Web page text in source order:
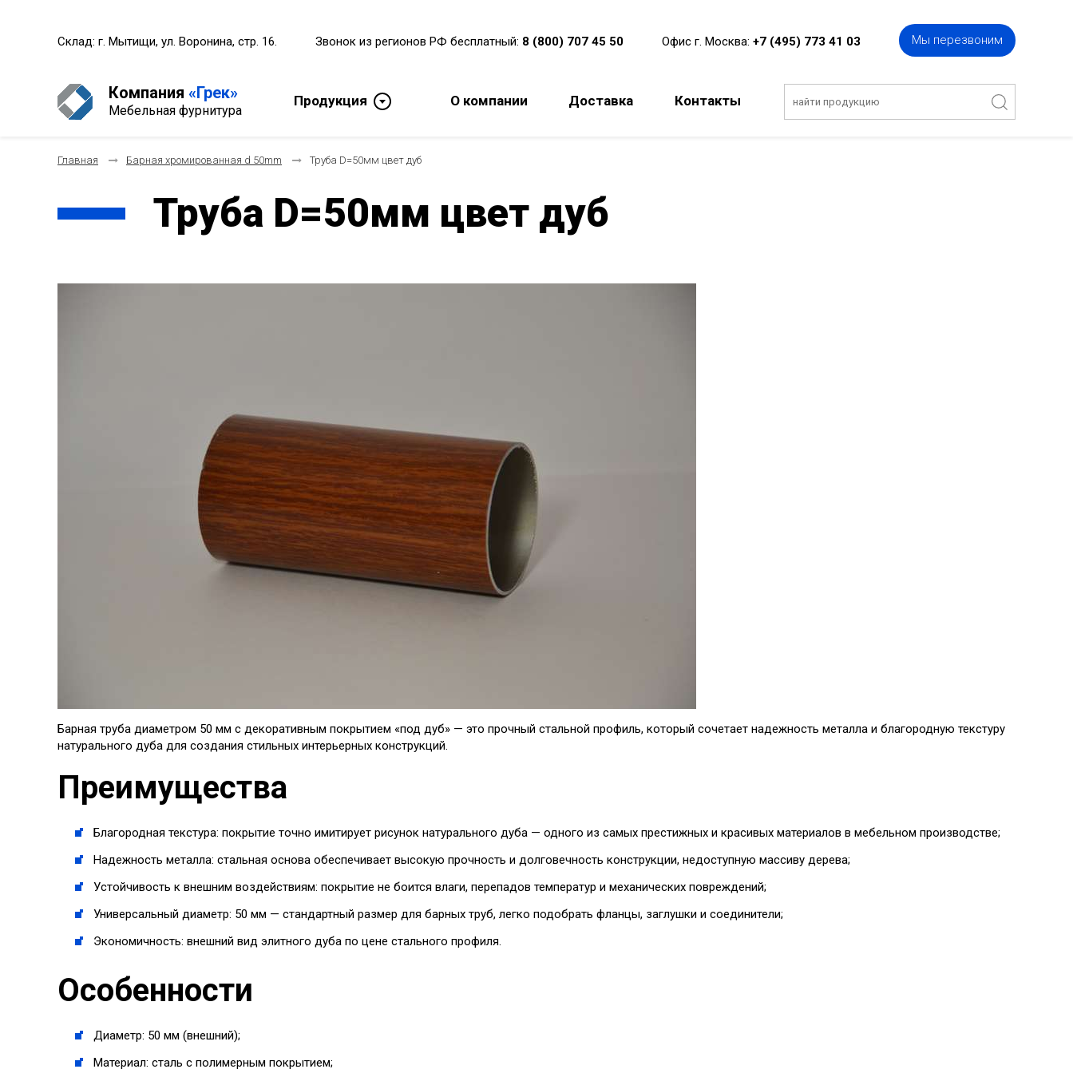
Склад: г. Мытищи, ул. Воронина, стр. 16. Звонок из регионов РФ бесплатный: 8 (800) 707 45 50 Офис г. Москва: +7 (495) 773 41 03 Мы перезвоним
Компания «Грек»
Мебельная фурнитура
Продукция О компании Доставка Контакты
Главная Барная хромированная d 50mm Труба D=50мм цвет дуб
Труба D=50мм цвет дуб
Барная труба диаметром 50 мм с декоративным покрытием «под дуб» — это прочный стальной профиль, который сочетает надежность металла и благородную текстуру
натурального дуба для создания стильных интерьерных конструкций.
Преимущества
Благородная текстура: покрытие точно имитирует рисунок натурального дуба — одного из самых престижных и красивых материалов в мебельном производстве;
Надежность металла: стальная основа обеспечивает высокую прочность и долговечность конструкции, недоступную массиву дерева;
Устойчивость к внешним воздействиям: покрытие не боится влаги, перепадов температур и механических повреждений;
Универсальный диаметр: 50 мм — стандартный размер для барных труб, легко подобрать фланцы, заглушки и соединители;
Экономичность: внешний вид элитного дуба по цене стального профиля.
Особенности
Диаметр: 50 мм (внешний);
Материал: сталь с полимерным покрытием;